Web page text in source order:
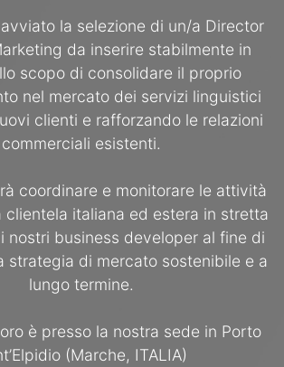
la selezione di un/a Director
da inserire stabilmente in
scopo di consolidare il proprio
nel mercato dei servizi linguistici
clienti e rafforzando le relazioni
commerciali esistenti.
coordinare e monitorare le attività
clientela italiana ed estera in stretta
nostri business developer al fine di
strategia di mercato sostenibile e a
lungo termine.
è presso la nostra sede in Porto
(Marche, ITALIA)